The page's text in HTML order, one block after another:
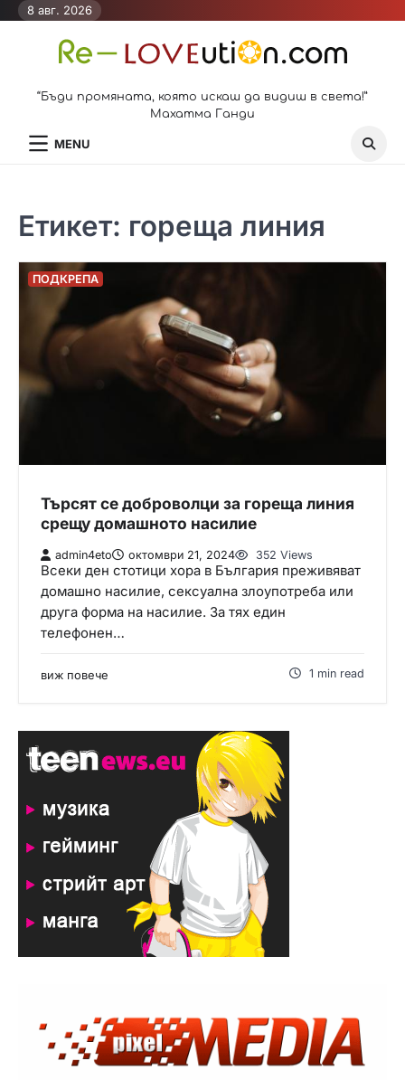
Skip8 авг. 2026
“Бъди промяната, която искаш да видиш в света!”
Махатма Ганди
MENU
Етикет: гореща линия
ПОДКРЕПА
Търсят се доброволци за гореща линия
срещу домашното насилие
admin4eto октомври 21, 2024 352 Views
Всеки ден стотици хора в България преживяват
домашно насилие, сексуална злоупотреба или
друга форма на насилие. За тях един
телефонен…
виж повече 1 min read